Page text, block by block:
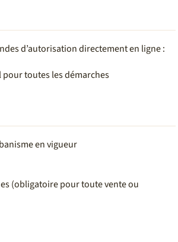
d’autorisation directement en ligne :
toutes les démarches
en vigueur
(obligatoire pour toute vente ou